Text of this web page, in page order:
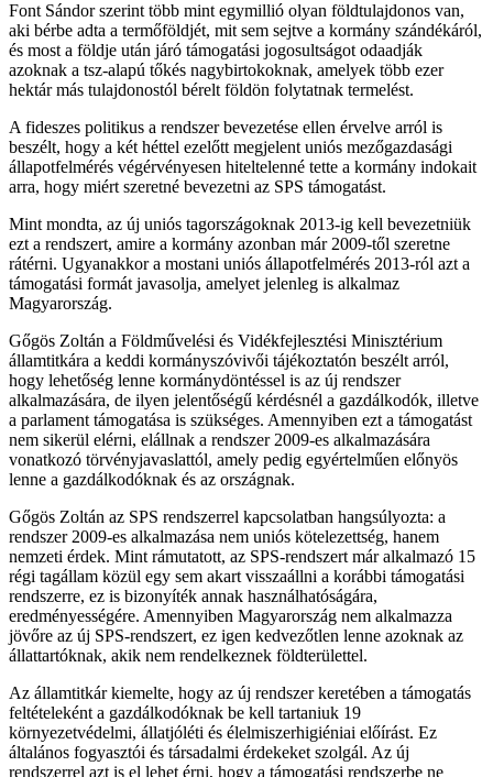
Font Sándor szerint több mint egymillió olyan földtulajdonos van,
aki bérbe adta a termőföldjét, mit sem sejtve a kormány szándékáról,
és most a földje után járó támogatási jogosultságot odaadják
azoknak a tsz-alapú tőkés nagybirtokoknak, amelyek több ezer
hektár más tulajdonostól bérelt földön folytatnak termelést.
A fideszes politikus a rendszer bevezetése ellen érvelve arról is
beszélt, hogy a két héttel ezelőtt megjelent uniós mezőgazdasági
állapotfelmérés végérvényesen hiteltelenné tette a kormány indokait
arra, hogy miért szeretné bevezetni az SPS támogatást.
Mint mondta, az új uniós tagországoknak 2013-ig kell bevezetniük
ezt a rendszert, amire a kormány azonban már 2009-től szeretne
rátérni. Ugyanakkor a mostani uniós állapotfelmérés 2013-ról azt a
támogatási formát javasolja, amelyet jelenleg is alkalmaz
Magyarország.
Gőgös Zoltán a Földművelési és Vidékfejlesztési Minisztérium
államtitkára a keddi kormányszóvivői tájékoztatón beszélt arról,
hogy lehetőség lenne kormánydöntéssel is az új rendszer
alkalmazására, de ilyen jelentőségű kérdésnél a gazdálkodók, illetve
a parlament támogatása is szükséges. Amennyiben ezt a támogatást
nem sikerül elérni, elállnak a rendszer 2009-es alkalmazására
vonatkozó törvényjavaslattól, amely pedig egyértelműen előnyös
lenne a gazdálkodóknak és az országnak.
Gőgös Zoltán az SPS rendszerrel kapcsolatban hangsúlyozta: a
rendszer 2009-es alkalmazása nem uniós kötelezettség, hanem
nemzeti érdek. Mint rámutatott, az SPS-rendszert már alkalmazó 15
régi tagállam közül egy sem akart visszaállni a korábbi támogatási
rendszerre, ez is bizonyíték annak használhatóságára,
eredményességére. Amennyiben Magyarország nem alkalmazza
jövőre az új SPS-rendszert, ez igen kedvezőtlen lenne azoknak az
állattartóknak, akik nem rendelkeznek földterülettel.
Az államtitkár kiemelte, hogy az új rendszer keretében a támogatás
feltételeként a gazdálkodóknak be kell tartaniuk 19
környezetvédelmi, állatjóléti és élelmiszerhigiéniai előírást. Ez
általános fogyasztói és társadalmi érdekeket szolgál. Az új
rendszerrel azt is el lehet érni, hogy a támogatási rendszerbe ne